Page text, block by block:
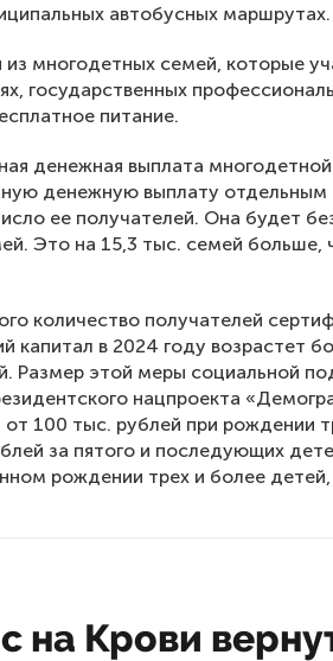
автобусных маршрутах.
из многодетных семей, которые
государственных
питание.
денежная выплата
денежную выплату отдельным
ее получателей. Она будет
Это на 15,3 тыс. семей больше,
количество получателей
капитал в 2024 году возрастет
Размер этой меры социальной
нацпроекта
от 100 тыс. рублей при рождении
за пятого и последующих
рождении трех и более
на Крови